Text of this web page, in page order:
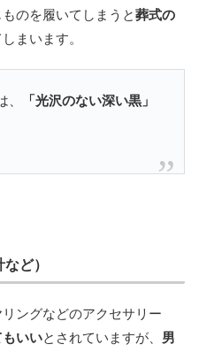
のを履いてしまうと葬式の
まいます。
「光沢のない深い黒」
ど）
ングなどのアクセサリー
いいとされていますが、 男